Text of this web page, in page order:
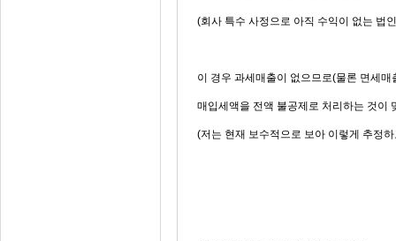
(회사 특수 사정으로 아직 수익이 없는 법
이 경우 과세매출이 없으므로(물론 면세
매입세액을 전액 불공제로 처리하는 것이
(저는 현재 보수적으로 보아 이렇게 추정